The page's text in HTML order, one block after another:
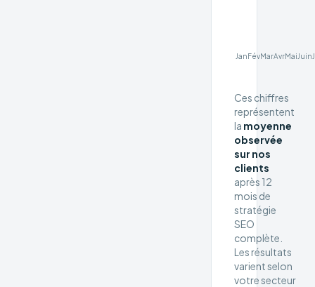
JanFévMarAvrMai Juin
Ces chiffres
représentent
la moyenne
observée
sur nos
clients
après 12
mois de
stratégie
SEO
complète.
Les résultats
varient selon
votre secteur